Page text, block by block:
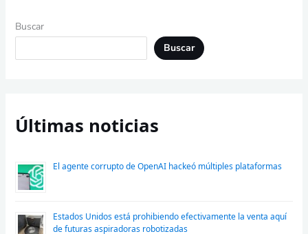
Buscar
Buscar
Últimas noticias
El agente corrupto de OpenAI hackeó múltiples plataformas
Estados Unidos está prohibiendo efectivamente la venta aquí
de futuras aspiradoras robotizadas